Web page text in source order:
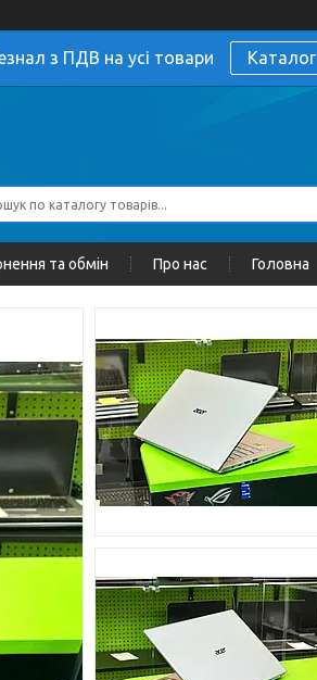
з ПДВ на усі товари Каталог
та обмін Про нас Головна